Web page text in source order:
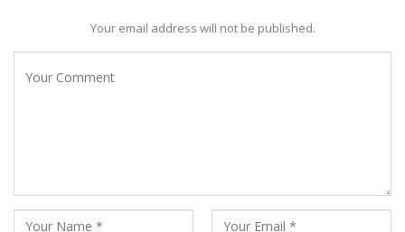
Your email address will not be published.